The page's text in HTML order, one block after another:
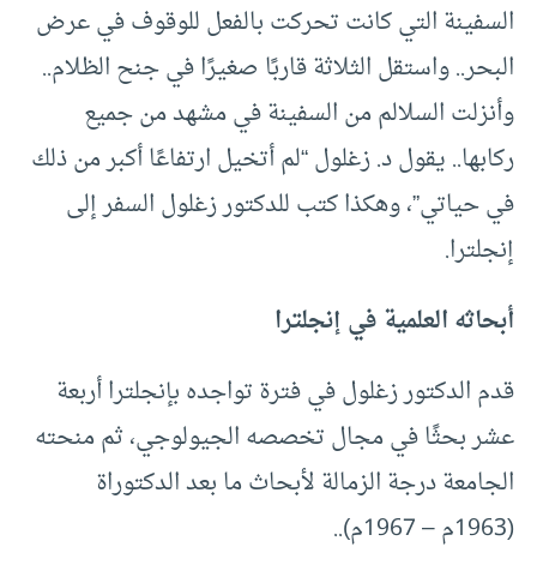
السفينة التي كانت تحركت بالفعل للوقوف في عرض
البحر.. واستقل الثلاثة قاربًا صغيرًا في جنح الظلام..
وأنزلت السلالم من السفينة في مشهد من جميع
ركابها.. يقول د. زغلول “لم أتخيل ارتفاعًا أكبر من ذلك
في حياتي”، وهكذا كتب للدكتور زغلول السفر إلى
إنجلترا.
أبحاثه العلمية في إنجلترا
قدم الدكتور زغلول في فترة تواجده بإنجلترا أربعة
عشر بحثًا في مجال تخصصه الجيولوجي، ثم منحته
الجامعة درجة الزمالة لأبحاث ما بعد الدكتوراة
(1963م – 1967م)..